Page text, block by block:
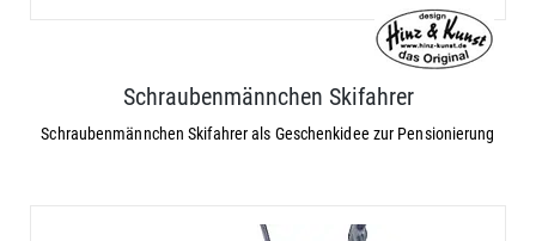
Schraubenmännchen Skifahrer
Schraubenmännchen Skifahrer als Geschenkidee zur Pensionierung